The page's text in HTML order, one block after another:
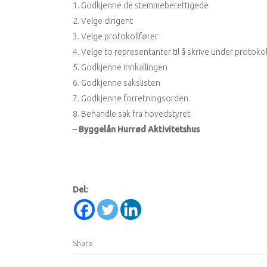
Godkjenne de stemmeberettigede
Velge dirigent
Velge protokollfører
Velge to representanter til å skrive under
Godkjenne innkallingen
Godkjenne sakslisten
Godkjenne forretningsorden
Behandle sak fra hovedstyret:
– Byggelån Hurrød Aktivitetshus
Del:
Share